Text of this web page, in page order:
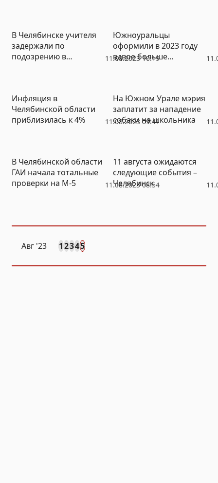
11.08.2023 10:19
В Челябинске учителя
задержали по
подозрению в
Южноуральцы
оформили в 2023 году
вдвое больше
11.08.2023 09:41
Инфляция в
Челябинской области
приблизилась к 4%
На Южном Урале мэрия
заплатит за нападение
собаки на школьника
11.08.2023 08:54
В Челябинской области
ГАИ начала тотальные
проверки на М-5
11 августа ожидаются
следующие события –
Челябинск
Авг '23 12345